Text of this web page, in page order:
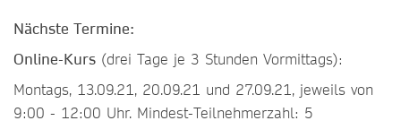
Nächste Termine:
Online-Kurs (drei Tage je 3 Stunden Vormittags):
Montags, 13.09.21, 20.09.21 und 27.09.21, jeweils von
9:00 - 12:00 Uhr. Mindest-Teilnehmerzahl: 5